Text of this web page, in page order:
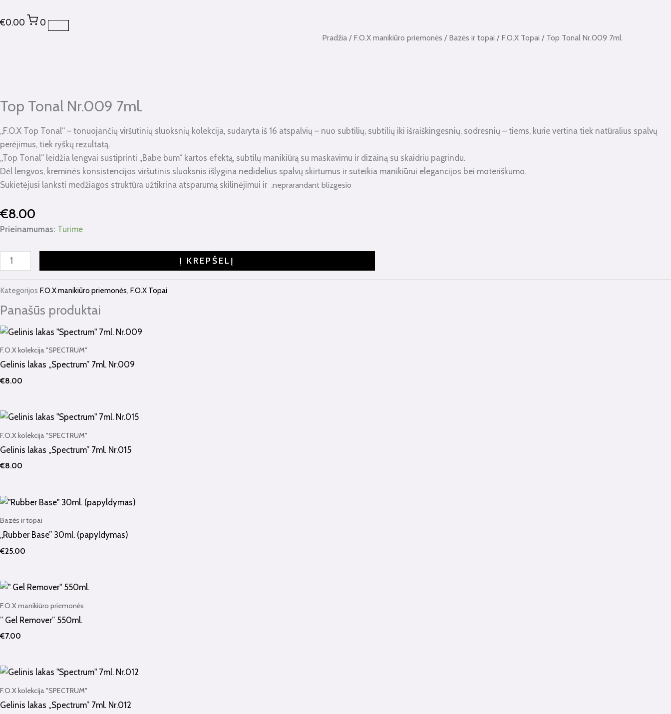
€0.00 0
Pradžia / F.O.X manikiūro priemonės / Bazės ir topai / F.O.X Topai / Top Tonal Nr.009 7ml.
Top Tonal Nr.009 7ml.
„F.O.X Top Tonal“ – tonuojančių viršutinių sluoksnių kolekcija, sudaryta iš 16 atspalvių – nuo ​​subtilių, subtilių iki išraiškingesnių, sodresnių – tiems, kurie vertina tiek natūralius spalvų
perėjimus, tiek ryškų rezultatą.
„Top Tonal“ leidžia lengvai sustiprinti „Babe bum“ kartos efektą, subtilų manikiūrą su maskavimu ir dizainą su skaidriu pagrindu.
Dėl lengvos, kreminės konsistencijos viršutinis sluoksnis išlygina nedidelius spalvų skirtumus ir suteikia manikiūrui elegancijos bei moteriškumo.
Sukietėjusi lanksti medžiagos struktūra užtikrina atsparumą skilinėjimui ir .neprarandant blizgesio
€8.00
Prieinamumas: Turime
7ml.
Į KREPŠELĮ
Kategorijos F.O.X manikiūro priemonės, F.O.X Topai
Panašūs produktai
F.O.X kolekcija "SPECTRUM"
Gelinis lakas „Spectrum” 7ml. Nr.009
€8.00
F.O.X kolekcija "SPECTRUM"
Gelinis lakas „Spectrum” 7ml. Nr.015
€8.00
Bazės ir topai
„Rubber Base” 30ml. (papyldymas)
€25.00
F.O.X manikiūro priemonės
” Gel Remover” 550ml.
€7.00
F.O.X kolekcija "SPECTRUM"
Gelinis lakas „Spectrum” 7ml. Nr.012